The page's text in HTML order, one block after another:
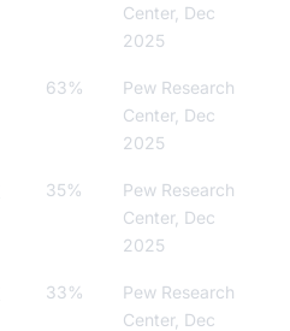
Center, Dec
2025
63%
Pew Research
Center, Dec
2025
35%
Pew Research
Center, Dec
2025
33%
Pew Research
Center, Dec